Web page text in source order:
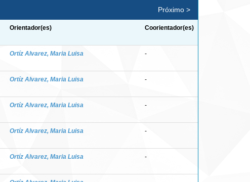
Próximo >
Orientador(es) Coorientador(es)
Ortíz Alvarez, Maria Luisa -
Ortíz Alvarez, Maria Luisa -
Ortíz Alvarez, Maria Luisa -
Ortíz Alvarez, Maria Luisa -
Ortíz Alvarez, Maria Luisa -